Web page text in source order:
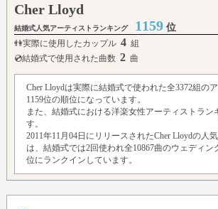
Cher Lloyd
結婚式人気アーティストランキング 1159 位
👫実際に使用したカップル 4 組
💿結婚式で使用された曲数 2 曲
Cher Lloydは実際に結婚式で使われた全3372組の
1159位の順位になっています。
また、結婚式における洋楽女性アーティストラン
す。
2011年11月04日にリリースされたCher Lloydの人気
は、結婚式では2回使われ全10867曲のウェディン
位にランクインしています。